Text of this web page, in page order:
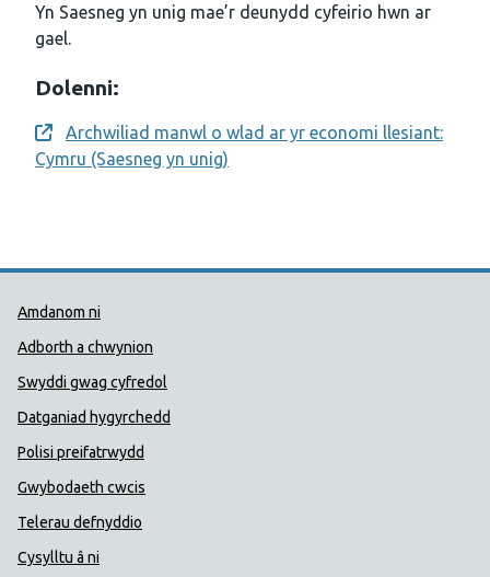
Yn Saesneg yn unig mae’r deunydd cyfeirio hwn ar
gael.
Dolenni:
Opens a new window
Archwiliad manwl o wlad ar yr economi llesiant:
Cymru (Saesneg yn unig)
Dolenni Cymorth Iechyd
Amdanom ni
Adborth a chwynion
Swyddi gwag cyfredol
Datganiad hygyrchedd
Polisi preifatrwydd
Gwybodaeth cwcis
Telerau defnyddio
Cysylltu â ni